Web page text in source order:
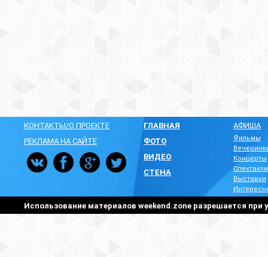
КОНТАКТЫ/О ПРОЕКТЕ
РЕКЛАМА НА САЙТЕ
ГЛАВНАЯ
ФОТО
ВИДЕО
СТЕНА
АФИША
Фильмы
Концерты
Спектакли
Выставки
Использование материалов weekend.zone разрешается